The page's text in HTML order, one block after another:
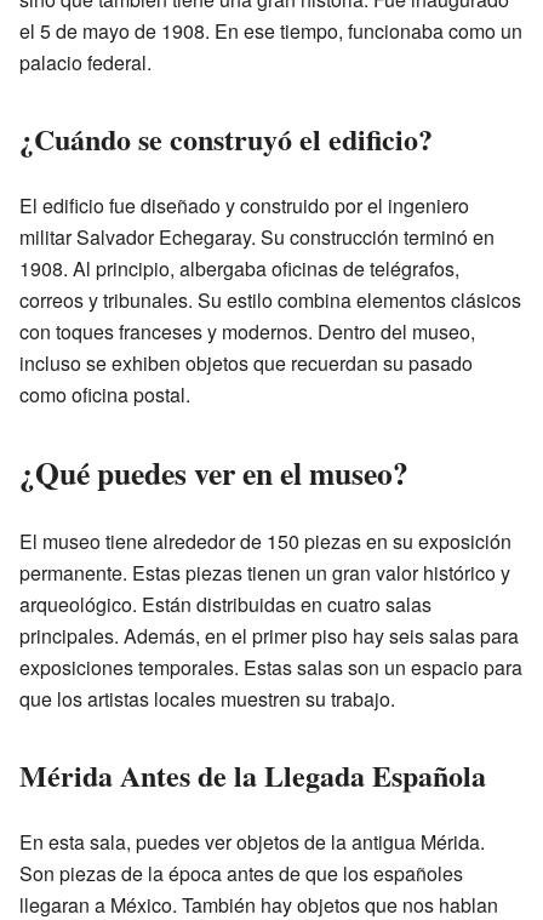
el 5 de mayo de 1908. En ese tiempo, funcionaba como un
palacio federal.
¿Cuándo se construyó el edificio?
El edificio fue diseñado y construido por el ingeniero
militar Salvador Echegaray. Su construcción terminó en
1908. Al principio, albergaba oficinas de telégrafos,
correos y tribunales. Su estilo combina elementos clásicos
con toques franceses y modernos. Dentro del museo,
incluso se exhiben objetos que recuerdan su pasado
como oficina postal.
¿Qué puedes ver en el museo?
El museo tiene alrededor de 150 piezas en su exposición
permanente. Estas piezas tienen un gran valor histórico y
arqueológico. Están distribuidas en cuatro salas
principales. Además, en el primer piso hay seis salas para
exposiciones temporales. Estas salas son un espacio para
que los artistas locales muestren su trabajo.
Mérida Antes de la Llegada Española
En esta sala, puedes ver objetos de la antigua Mérida.
Son piezas de la época antes de que los españoles
llegaran a México. También hay objetos que nos hablan